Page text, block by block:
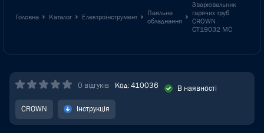
Головна Каталог Електроінструмент
Паяльне
обладнання
Зварювальник
гарячих труб
CROWN
CT19032 MC
0 відгуків Код: 410036 В наявності
CROWN Інструкція